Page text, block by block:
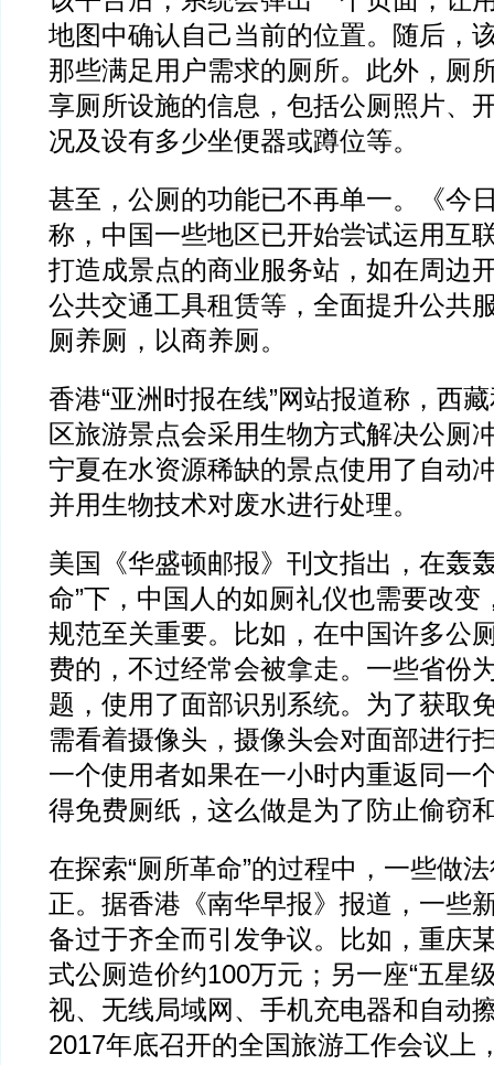
地图中确认自己当前的位置。随后，
那些满足用户需求的厕所。此外，厕
享厕所设施的信息，包括公厕照片、
况及设有多少坐便器或蹲位等。
甚至，公厕的功能已不再单一。《今
称，中国一些地区已开始尝试运用互
打造成景点的商业服务站，如在周边
公共交通工具租赁等，全面提升公共
厕养厕，以商养厕。
香港“亚洲时报在线”网站报道称，西
区旅游景点会采用生物方式解决公厕
宁夏在水资源稀缺的景点使用了自动
并用生物技术对废水进行处理。
美国《华盛顿邮报》刊文指出，在轰
命”下，中国人的如厕礼仪也需要改变
规范至关重要。比如，在中国许多公
费的，不过经常会被拿走。一些省份
题，使用了面部识别系统。为了获取
需看着摄像头，摄像头会对面部进行
一个使用者如果在一小时内重返同一
得免费厕纸，这么做是为了防止偷窃
在探索“厕所革命”的过程中，一些做
正。据香港《南华早报》报道，一些
备过于齐全而引发争议。比如，重庆
式公厕造价约100万元；另一座“五星
视、无线局域网、手机充电器和自动
2017年底召开的全国旅游工作会议上